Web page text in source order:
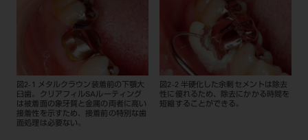
図2-1 メタルクラウン装着前の下顎大
臼歯。クリアフィルSAルーティング
は被着面の象牙質と金属の両者に高い
接着性を示すため、接着前の特別な歯
面処理は必要ない。
図2-2 半硬化した余剰セメントは除去
性に優れるため、除去にかかる時間を
短縮することができる。